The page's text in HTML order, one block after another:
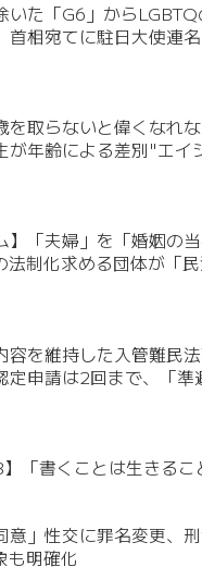
いた「G6」から
相宛てに駐日大使連
を取らないと偉くなれ
が年齢による差別"エイ
】「夫婦」を「婚姻の
制化求める団体が「民
容を維持した入管難民
申請は2回まで、「準
「書くことは生きるこ
意」性交に罪名変更、
も明確化